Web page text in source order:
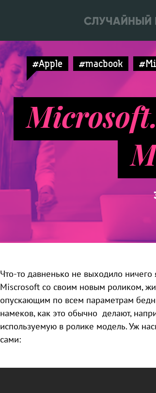
СЛУЧАЙНЫЙ
#Apple #macbook
Что-то давненько не выходило
Miscrosoft со своим новым роликом,
опускающим по всем параметрам
намеков, как это обычно делают,
используемую в ролике модель. Уж
сами: